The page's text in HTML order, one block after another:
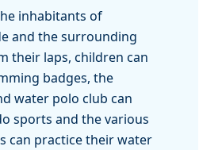
inhabitants of
and the surrounding
their laps, children can
badges, the
water polo club can
sports and the various
can practice their water